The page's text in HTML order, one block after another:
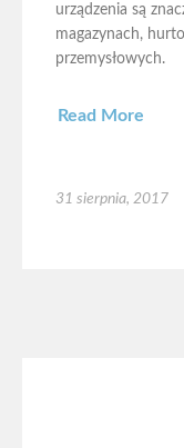
urządzenia są
magazynach,
przemysłowych.
Read More
31 sierpnia, 2017